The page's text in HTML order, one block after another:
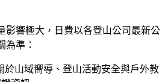
影響極大，日費以各登山公司最新公
為準：
於山域嚮導、登山活動安全與戶外教